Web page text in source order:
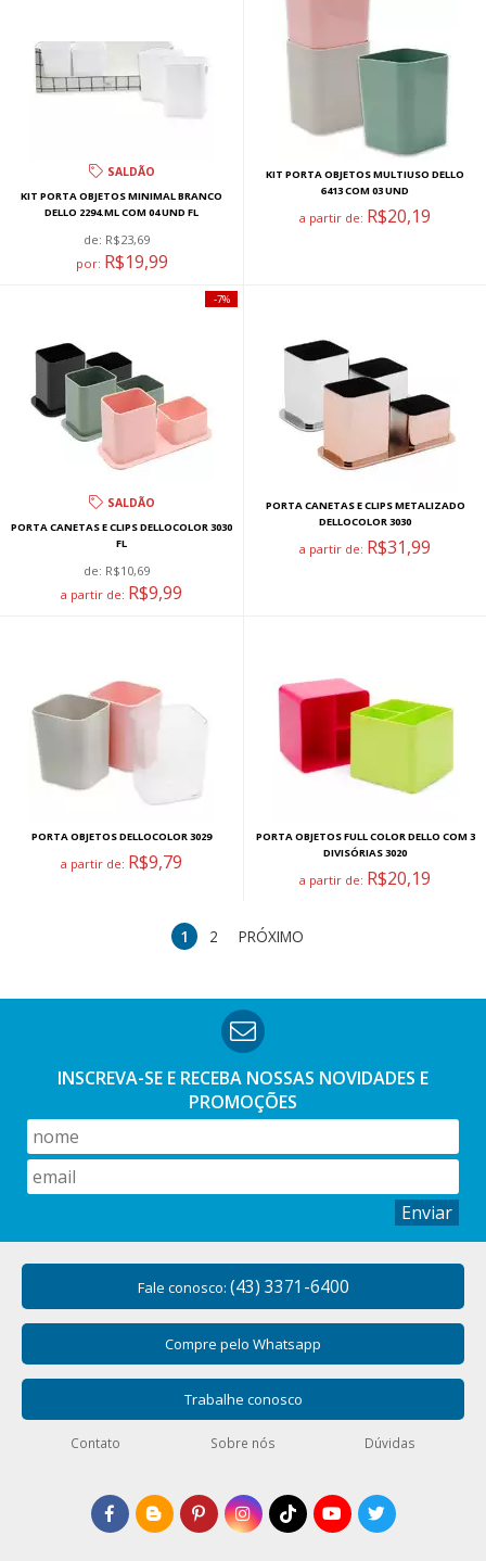
SALDÃO
KIT PORTA OBJETOS MINIMAL BRANCO
DELLO 2294.ML COM 04 UND FL
de: R$23,69
por: R$19,99
KIT PORTA OBJETOS MULTIUSO DELLO
6413 COM 03 UND
a partir de: R$20,19
SALDÃO
PORTA CANETAS E CLIPS DELLOCOLOR 3030
FL
de: R$10,69
a partir de: R$9,99
7%
PORTA CANETAS E CLIPS METALIZADO
DELLOCOLOR 3030
a partir de: R$31,99
PORTA OBJETOS DELLOCOLOR 3029
a partir de: R$9,79
PORTA OBJETOS FULL COLOR DELLO COM 3
DIVISÓRIAS 3020
a partir de: R$20,19
1 2 PRÓXIMO
INSCREVA-SE E RECEBA NOSSAS NOVIDADES E
PROMOÇÕES
Enviar
Fale conosco: (43) 3371-6400
Compre pelo Whatsapp
Trabalhe conosco
Contato Sobre nós Dúvidas